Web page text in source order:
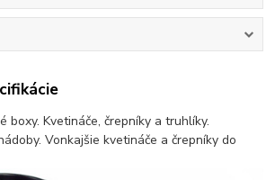
boxy. Kvetináče, črepníky a truhlíky.
Vonkajšie kvetináče a črepníky do